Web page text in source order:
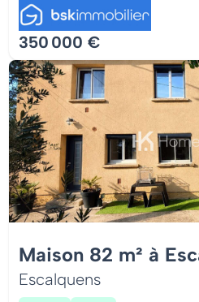
350 000 €
Maison 82 m² à
Escalquens